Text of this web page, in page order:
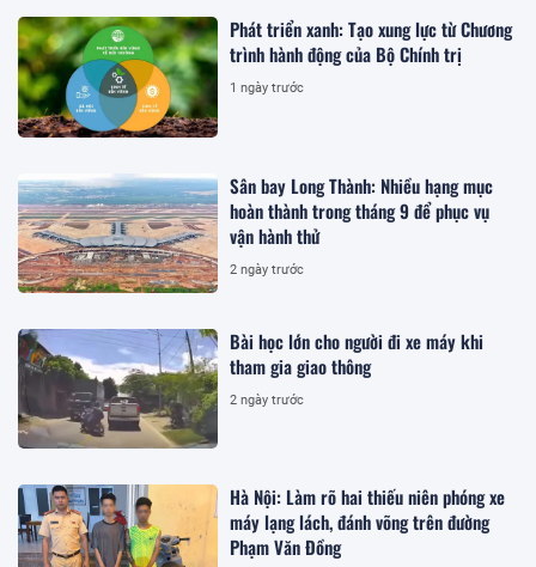
Phát triển xanh: Tạo xung lực từ Chương
trình hành động của Bộ Chính trị
1 ngày trước
Sân bay Long Thành: Nhiều hạng mục
hoàn thành trong tháng 9 để phục vụ
vận hành thử
2 ngày trước
Bài học lớn cho người đi xe máy khi
tham gia giao thông
2 ngày trước
Hà Nội: Làm rõ hai thiếu niên phóng xe
máy lạng lách, đánh võng trên đường
Phạm Văn Đồng